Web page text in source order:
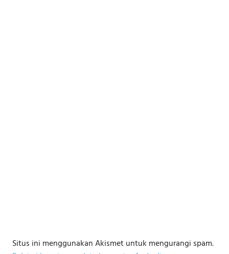
Situs ini menggunakan Akismet untuk mengurangi spam.